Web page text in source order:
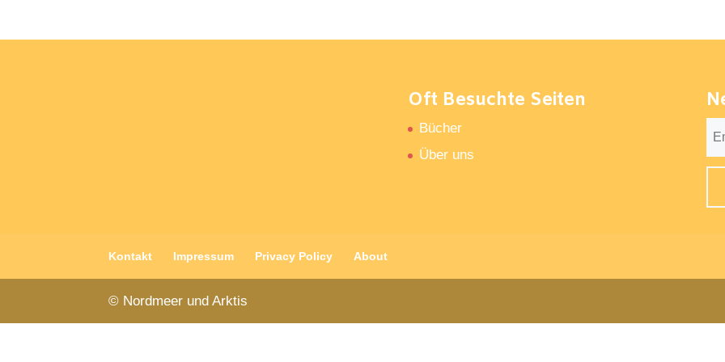
Oft Besuchte Seiten
Bücher
Über uns
Kontakt Impressum Privacy Policy About
© Nordmeer und Arktis